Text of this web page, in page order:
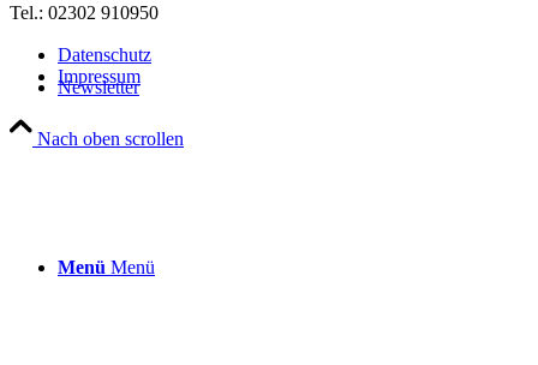
Newsletter
Menü Menü
Tel.: 02302 910950
Datenschutz
Impressum
Nach oben scrollen